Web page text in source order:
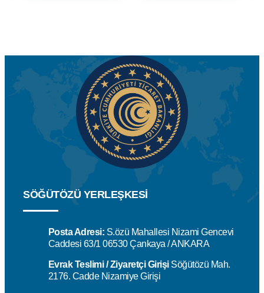
SÖĞÜTÖZÜ YERLEŞKESİ
Posta Adresi: S.özü Mahallesi Nizami Gencevi
Caddesi 63/1 06530 Çankaya / ANKARA
Evrak Teslimi / Ziyaretçi GirişiSöğütözü Mah.
2176. Cadde Nizamiye Girişi